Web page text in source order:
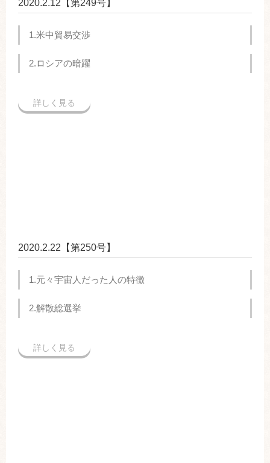
2020.2.12【第249号】
1.米中貿易交渉
2.ロシアの暗躍
詳しく見る
2020.2.22【第250号】
1.元々宇宙人だった人の特徴
2.解散総選挙
詳しく見る